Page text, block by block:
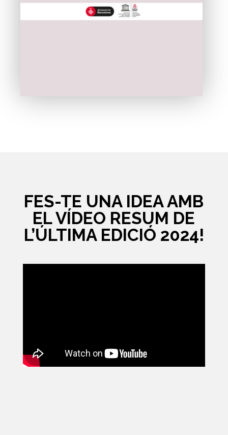
FES-TE UNA IDEA AMB
EL VÍDEO RESUM DE
L’ÚLTIMA EDICIÓ 2024!